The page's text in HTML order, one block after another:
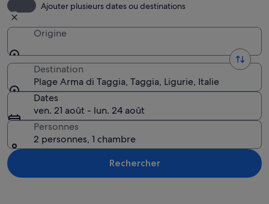
Ajouter plusieurs dates ou destinations
Origine
Destination
Plage Arma di Taggia, Taggia, Ligurie, Italie
Dates
ven. 21 août - lun. 24 août
Personnes
2 personnes, 1 chambre
Rechercher